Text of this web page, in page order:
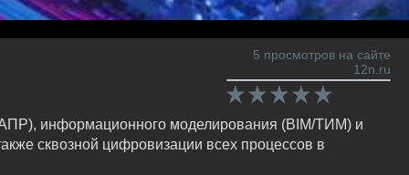
5 просмотров на сайте
12n.ru
информационного моделирования (BIM/ТИМ) и
сквозной цифровизации всех процессов в